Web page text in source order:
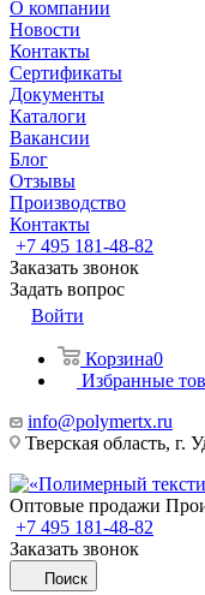
О компании
Новости
Контакты
Сертификаты
Документы
Каталоги
Вакансии
Блог
Отзывы
Производство
Контакты
+7 495 181-48-82
Заказать звонок
Задать вопрос
Войти
Корзина0
Избранные
info@polymertx.ru
Тверская область, г.
Оптовые продажи
+7 495 181-48-82
Заказать звонок
Поиск